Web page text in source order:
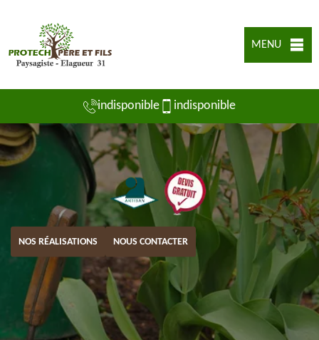
MENU
indisponible indisponible
NOS RÉALISATIONS NOUS CONTACTER